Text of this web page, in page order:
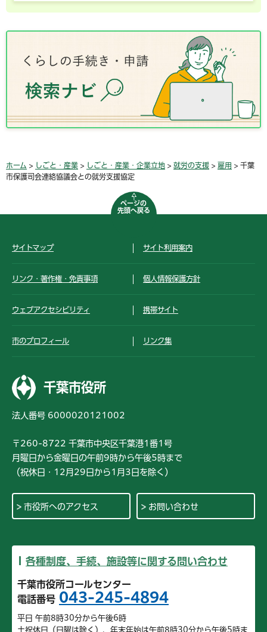
ホーム > しごと・産業 > しごと・産業・企業立地 > 就労の支援 > 雇用 > 千葉
市保護司会連絡協議会との就労支援協定
ページの
先頭へ戻る
サイトマップ サイト利用案内
リンク・著作権・免責事項 個人情報保護方針
ウェブアクセシビリティ 携帯サイト
市のプロフィール リンク集
千葉市役所
法人番号 6000020121002
〒260-8722 千葉市中央区千葉港1番1号
月曜日から金曜日の午前9時から午後5時まで
（祝休日・12月29日から1月3日を除く）
市役所へのアクセス お問い合わせ
各種制度、手続、施設等に関する問い合わせ
千葉市役所コールセンター
電話番号 043-245-4894
平日 午前8時30分から午後6時
土祝休日（日曜は除く）、年末年始は午前8時30分から午後5時ま